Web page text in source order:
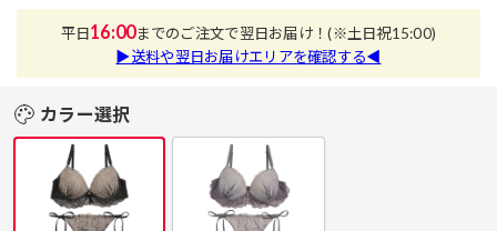
平日16:00までのご注文で翌日お届け！(※土日祝15:00)
▶送料や翌日お届けエリアを確認する◀
カラー選択